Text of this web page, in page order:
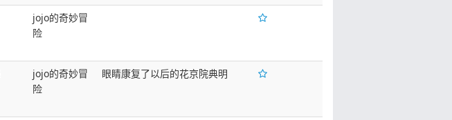
jojo的奇妙冒
险
jojo的奇妙冒
险
眼睛康复了以后的花京院典明